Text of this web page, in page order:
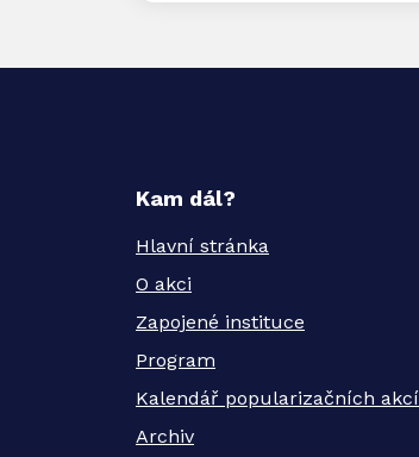
Kam dál?
Hlavní stránka
O akci
Zapojené instituce
Program
Kalendář popularizačních akcí
Archiv